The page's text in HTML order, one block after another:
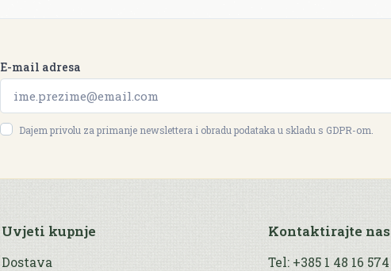
E-mail adresa
Dajem privolu za primanje newslettera i obradu podataka u skladu s GDPR-om.
Uvjeti kupnje
Dostava
Kontaktirajte nas
Tel: +385 1 48 16 574